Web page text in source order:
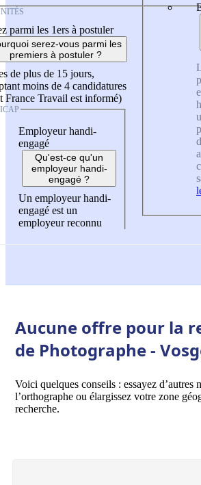
parmi les 1ers à postuler
serez-vous parmi les
premiers à postuler ?
de plus de 15 jours,
moins de 4 candidatures
France Travail est informé)
Employeur handi-
engagé
Qu'est-ce qu'un
employeur handi-
engagé ?
Un employeur handi-
engagé est un
employeur reconnu
Aucune offre pour la
de Photographe -
Voici quelques conseils : essayez d’autres
l’orthographe ou élargissez votre zone
recherche.